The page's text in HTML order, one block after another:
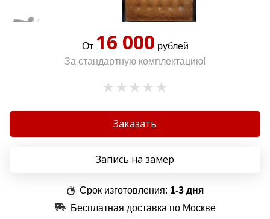
От 16 000 рублей
За стандартную комплектацию!
Заказать
Запись на замер
Срок изготовления: 1-3 дня
Бесплатная доставка по Москве